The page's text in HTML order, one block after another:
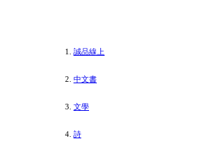
誠品線上
中文書
文學
詩